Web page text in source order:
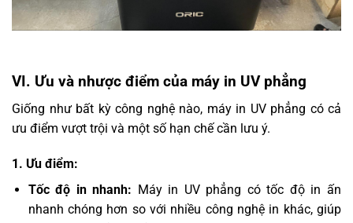
VI. Ưu và nhược điểm của máy in UV phẳng
Giống như bất kỳ công nghệ nào, máy in UV phẳng có cả
ưu điểm vượt trội và một số hạn chế cần lưu ý.
1. Ưu điểm:
Tốc độ in nhanh: Máy in UV phẳng có tốc độ in ấn
nhanh chóng hơn so với nhiều công nghệ in khác, giúp